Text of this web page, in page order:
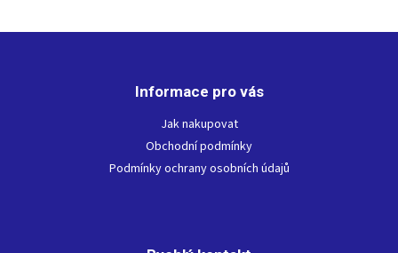
Informace pro vás
Jak nakupovat
Obchodní podmínky
Podmínky ochrany osobních údajů